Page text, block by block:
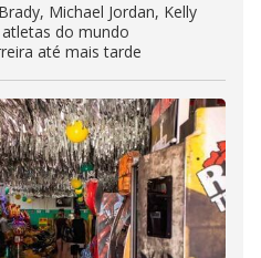
Michael Jordan, Kelly
do mundo
até mais tarde